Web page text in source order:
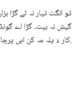
تو انگت تیار نہ ئے
گیش نہ بیت۔ گڑا اے
کار ءَ یلہ مہ کن ایں پرچاکہ ایشی ءِ کنگ ءَ پد ترا ایشی ءِ مُز ھم رس ایت ءُ آ مُز بھشت انت.